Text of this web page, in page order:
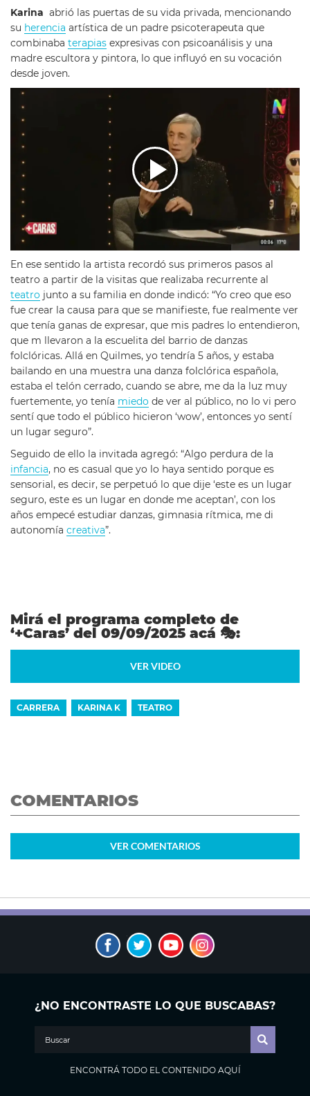
Karina abrió las puertas de su vida privada, mencionando
su herencia artística de un padre psicoterapeuta que
combinaba terapias expresivas con psicoanálisis y una
madre escultora y pintora, lo que influyó en su vocación
desde joven.
En ese sentido la artista recordó sus primeros pasos al
teatro a partir de la visitas que realizaba recurrente al
teatro junto a su familia en donde indicó: “Yo creo que eso
fue crear la causa para que se manifieste, fue realmente ver
que tenía ganas de expresar, que mis padres lo entendieron,
que m llevaron a la escuelita del barrio de danzas
folclóricas. Allá en Quilmes, yo tendría 5 años, y estaba
bailando en una muestra una danza folclórica española,
estaba el telón cerrado, cuando se abre, me da la luz muy
fuertemente, yo tenía miedo de ver al público, no lo vi pero
sentí que todo el público hicieron ‘wow’, entonces yo sentí
un lugar seguro”.
Seguido de ello la invitada agregó: “Algo perdura de la
infancia, no es casual que yo lo haya sentido porque es
sensorial, es decir, se perpetuó lo que dije ‘este es un lugar
seguro, este es un lugar en donde me aceptan’, con los
años empecé estudiar danzas, gimnasia rítmica, me di
autonomía creativa”.
Mirá el programa completo de
‘+Caras’ del 09/09/2025 acá 🎭:
VER VIDEO
CARRERA KARINA K TEATRO
COMENTARIOS
VERCOMENTARIOS
¿NO ENCONTRASTE LO QUE BUSCABAS?
ENCONTRÁ TODO EL CONTENIDO AQUÍ